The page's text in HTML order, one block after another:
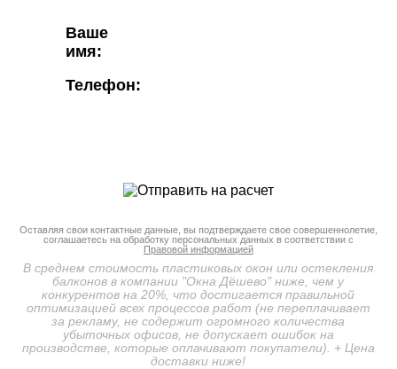
Ваше
имя:
Телефон:
Оставляя свои контактные данные, вы подтверждаете свое совершеннолетие,
соглашаетесь на обработку персональных данных в соответствии с
Правовой информацией
В среднем стоимость пластиковых окон или остекления
балконов в компании "Окна Дёшево" ниже, чем у
конкурентов на 20%, что достигается правильной
оптимизацией всех процессов работ (не переплачивает
за рекламу, не содержит огромного количества
убыточных офисов, не допускает ошибок на
производстве, которые оплачивают покупатели). + Цена
доставки ниже!